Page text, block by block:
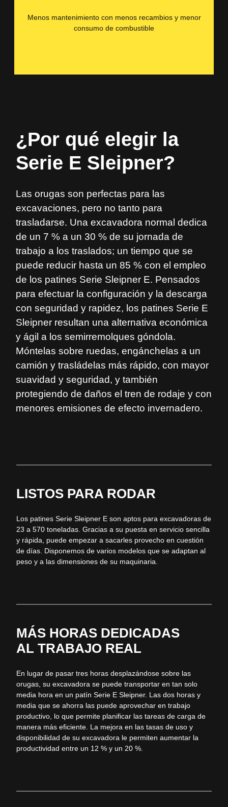
Menos mantenimiento con menos recambios y menor
consumo de combustible
¿Por qué elegir la
Serie E Sleipner?
Las orugas son perfectas para las
excavaciones, pero no tanto para
trasladarse. Una excavadora normal dedica
de un 7 % a un 30 % de su jornada de
trabajo a los traslados; un tiempo que se
puede reducir hasta un 85 % con el empleo
de los patines Serie Sleipner E. Pensados
para efectuar la configuración y la descarga
con seguridad y rapidez, los patines Serie E
Sleipner resultan una alternativa económica
y ágil a los semirremolques góndola.
Móntelas sobre ruedas, engánchelas a un
camión y trasládelas más rápido, con mayor
suavidad y seguridad, y también
protegiendo de daños el tren de rodaje y con
menores emisiones de efecto invernadero.
LISTOS PARA RODAR
Los patines Serie Sleipner E son aptos para excavadoras de
23 a 570 toneladas. Gracias a su puesta en servicio sencilla
y rápida, puede empezar a sacarles provecho en cuestión
de días. Disponemos de varios modelos que se adaptan al
peso y a las dimensiones de su maquinaria.
MÁS HORAS DEDICADAS
AL TRABAJO REAL
En lugar de pasar tres horas desplazándose sobre las
orugas, su excavadora se puede transportar en tan solo
media hora en un patín Serie E Sleipner. Las dos horas y
media que se ahorra las puede aprovechar en trabajo
productivo, lo que permite planificar las tareas de carga de
manera más eficiente. La mejora en las tasas de uso y
disponibilidad de su excavadora le permiten aumentar la
productividad entre un 12 % y un 20 %.